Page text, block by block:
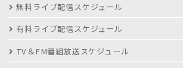
無料ライブ配信スケジュール
有料ライブ配信スケジュール
TV＆FM番組放送スケジュール